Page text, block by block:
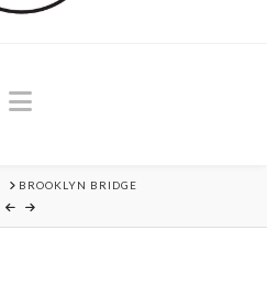
Navigation
BROOKLYN BRIDGE